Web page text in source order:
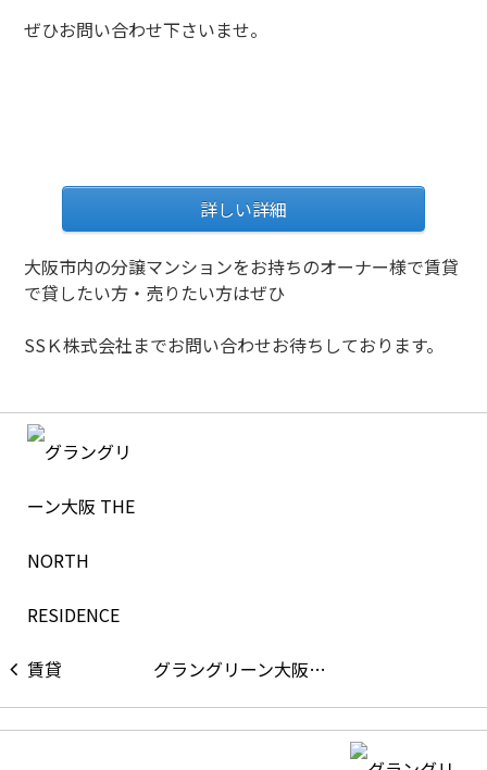
ぜひお問い合わせ下さいませ。
詳しい詳細
大阪市内の分譲マンションをお持ちのオーナー様で賃貸
で貸したい方・売りたい方はぜひ
SSＫ株式会社までお問い合わせお待ちしております。
グラングリーン大阪…